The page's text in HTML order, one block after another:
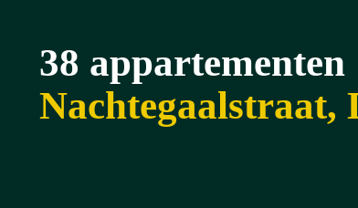
38 appartementen
Nachtegaalstraat,